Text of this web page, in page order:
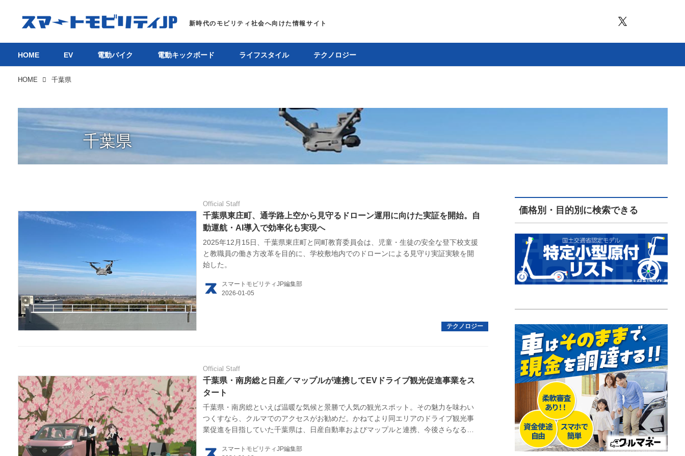
HOME
テクノロジー
このメディアについて
運営会社
HOME EV 電動バイク 電動キックボード ライフスタイル テクノロジー
HOME 千葉県
千葉県
Official Staff
千葉県東庄町、通学路上空から見守るドローン運用に向けた実証を開始。自
動運航・AI導入で効率化も実現へ
2025年12月15日、千葉県東庄町と同町教育委員会は、児童・生徒の安全な登下校支援
と教職員の働き方改革を目的に、学校敷地内でのドローンによる見守り実証実験を開
始した。
スマートモビリティJP編集部
Official Staff
千葉県・南房総と日産／マップルが連携してEVドライブ観光促進事業をス
タート
千葉県・南房総といえば温暖な気候と景勝で人気の観光スポット。その魅力を味わい
つくすなら、クルマでのアクセスがお勧めだ。かねてより同エリアのドライブ観光事
業促進を目指していた千葉県は、日産自動車およびマップルと連携、今後さらなる普
スマートモビリティJP編集部
価格別・目的別に検索できる